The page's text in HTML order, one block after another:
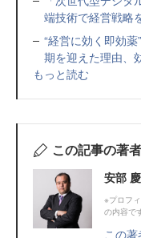
端技術で経営戦略
“経営に効く即効
期を迎えた理由、
もっと読む
この記事の著者
安部
※プロフ
の内容で
この